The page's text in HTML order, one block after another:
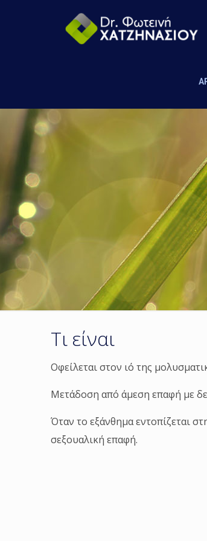
Τι είναι
Οφείλεται στον ιό της
Μετάδοση από άμεση επαφή με
Όταν το εξάνθημα εντοπίζεται
σεξουαλική επαφή.